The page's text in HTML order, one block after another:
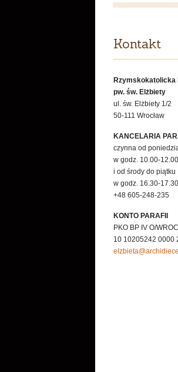
Kontakt
Rzymskokatolicka
pw. św. Elżbiety
ul. św. Elżbiety 1/2
50-111 Wrocław
KANCELARIA
czynna od
w godz. 10.00-12.00
i od środy do piątku
w godz. 16.30-17.30
+48 605-248-235
KONTO PARAFII
PKO BP IV O/
10 10205242 0000